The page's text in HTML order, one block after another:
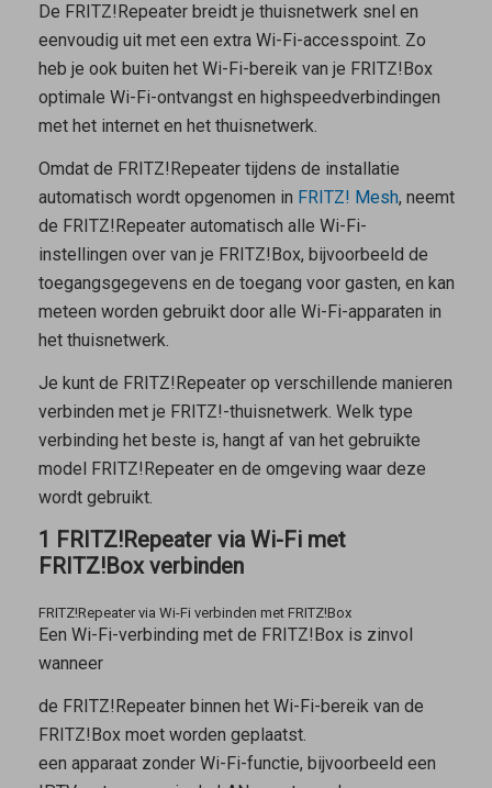
De FRITZ!Repeater breidt je thuisnetwerk snel en
eenvoudig uit met een extra Wi-Fi-accesspoint. Zo
heb je ook buiten het Wi-Fi-bereik van je FRITZ!Box
optimale Wi-Fi-ontvangst en highspeedverbindingen
met het internet en het thuisnetwerk.
Omdat de FRITZ!Repeater tijdens de installatie
automatisch wordt opgenomen in FRITZ! Mesh, neemt
de FRITZ!Repeater automatisch alle Wi-Fi-
instellingen over van je FRITZ!Box, bijvoorbeeld de
toegangsgegevens en de toegang voor gasten, en kan
meteen worden gebruikt door alle Wi-Fi-apparaten in
het thuisnetwerk.
Je kunt de FRITZ!Repeater op verschillende manieren
verbinden met je FRITZ!-thuisnetwerk. Welk type
verbinding het beste is, hangt af van het gebruikte
model FRITZ!Repeater en de omgeving waar deze
wordt gebruikt.
1 FRITZ!Repeater via Wi-Fi met
FRITZ!Box verbinden
FRITZ!Repeater via Wi-Fi verbinden met FRITZ!Box
Een Wi-Fi-verbinding met de FRITZ!Box is zinvol
wanneer
de FRITZ!Repeater binnen het Wi-Fi-bereik van de
FRITZ!Box moet worden geplaatst.
een apparaat zonder Wi-Fi-functie, bijvoorbeeld een